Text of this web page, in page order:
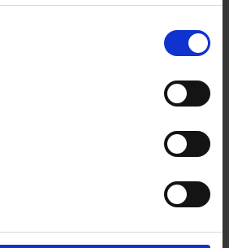
* All figures calculated by L-Mount.
Note: The L-Mount Trademark is a
Camera AG. About Product Name:
Product name includes "DG" when
the lens is designed to deliver the
cameras with full-frame sensors,
and "DN" when the lens design is
optimized for mirrorless cameras